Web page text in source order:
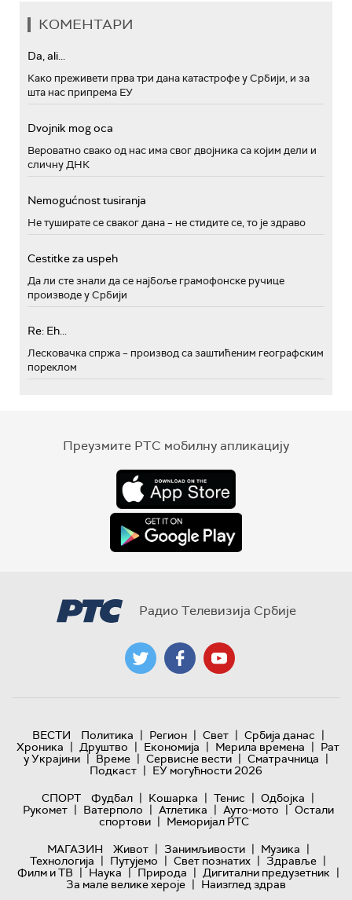
КОМЕНТАРИ
Da, ali...
Како преживети прва три дана катастрофе у Србији, и за
шта нас припрема ЕУ
Dvojnik mog oca
Вероватно свако од нас има свог двојника са којим дели и
сличну ДНК
Nemogućnost tusiranja
Не туширате се сваког дана – не стидите се, то је здраво
Cestitke za uspeh
Да ли сте знали да се најбоље грамофонске ручице
производе у Србији
Re: Eh...
Лесковачка спржа – производ са заштићеним географским
пореклом
Преузмите РТС мобилну апликацију
Радио Телевизија Србије
ВЕСТИ Политика | Регион | Свет | Србија данас |
Хроника | Друштво | Економија | Мерила времена | Рат
у Украјини | Време | Сервисне вести | Сматрачница |
Подкаст | ЕУ могућности 2026
СПОРТ
Фудбал | Кошарка | Тенис | Одбојка |
Рукомет | Ватерполо | Атлетика | Ауто-мото | Остали
спортови | Меморијал РТС
МАГАЗИН
Живот | Занимљивости | Музика |
Технологијa | Путујемо | Свет познатих | Здравље |
Филм и ТВ | Наука | Природа | Дигитални предузетник |
За мале велике хероје | Наизглед здрав